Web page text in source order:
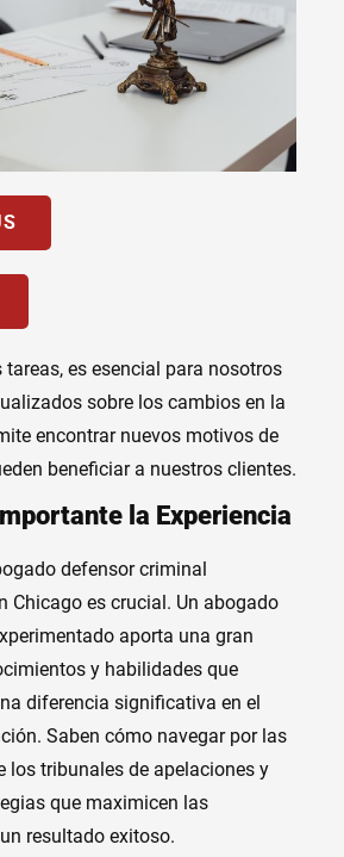
tareas, es esencial para nosotros
sobre los cambios en la
encontrar nuevos motivos de
beneficiar a nuestros clientes.
la Experiencia
defensor criminal
Chicago es crucial. Un abogado
aporta una gran
y habilidades que
diferencia significativa en el
Saben cómo navegar por las
los tribunales de apelaciones y
que maximicen las
resultado exitoso.